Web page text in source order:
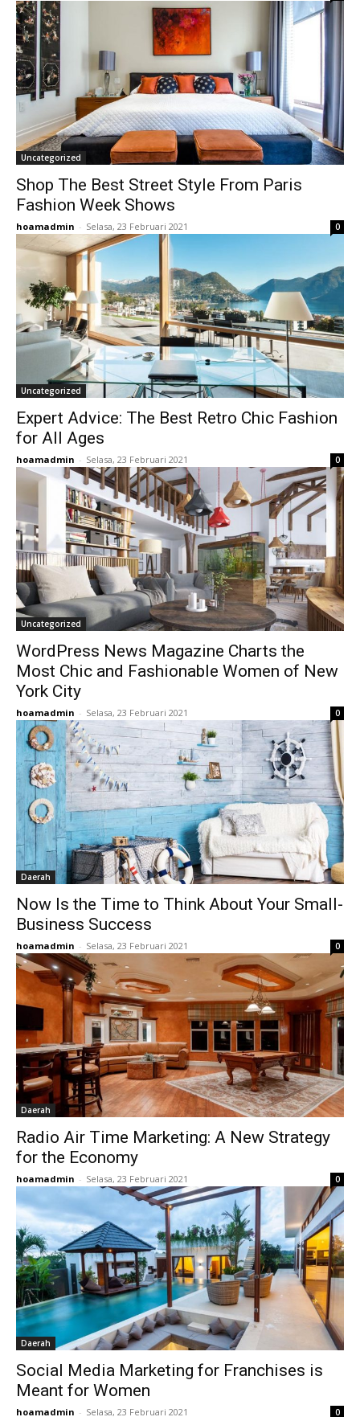
Uncategorized
Shop The Best Street Style From Paris
Fashion Week Shows
hoamadmin - Selasa, 23 Februari 2021 0
Uncategorized
Expert Advice: The Best Retro Chic Fashion
for All Ages
hoamadmin - Selasa, 23 Februari 2021 0
Uncategorized
WordPress News Magazine Charts the
Most Chic and Fashionable Women of New
York City
hoamadmin - Selasa, 23 Februari 2021 0
Daerah
Now Is the Time to Think About Your Small-
Business Success
hoamadmin - Selasa, 23 Februari 2021 0
Daerah
Radio Air Time Marketing: A New Strategy
for the Economy
hoamadmin - Selasa, 23 Februari 2021 0
Daerah
Social Media Marketing for Franchises is
Meant for Women
hoamadmin - Selasa, 23 Februari 2021 0